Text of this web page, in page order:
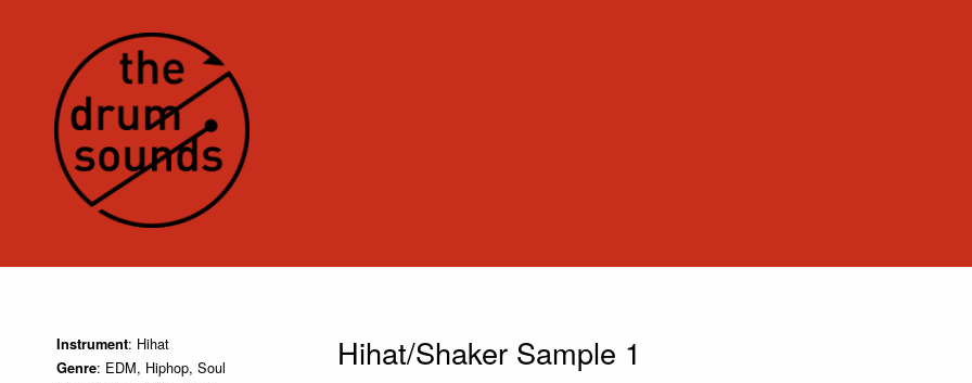
Hihat/Shaker Sample 1
Instrument: Hihat
Genre: EDM, Hiphop, Soul